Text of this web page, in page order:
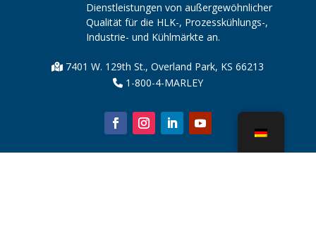
Dienstleistungen von außergewöhnlicher
Qualität für die HLK-, Prozesskühlungs-,
Industrie- und Kühlmärkte an.
7401 W. 129th St., Overland Park, KS 66213
1-800-4-MARLEY